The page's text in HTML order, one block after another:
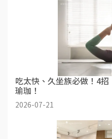
吃太快、久坐族必做！4
瑜珈！
2026-07-21